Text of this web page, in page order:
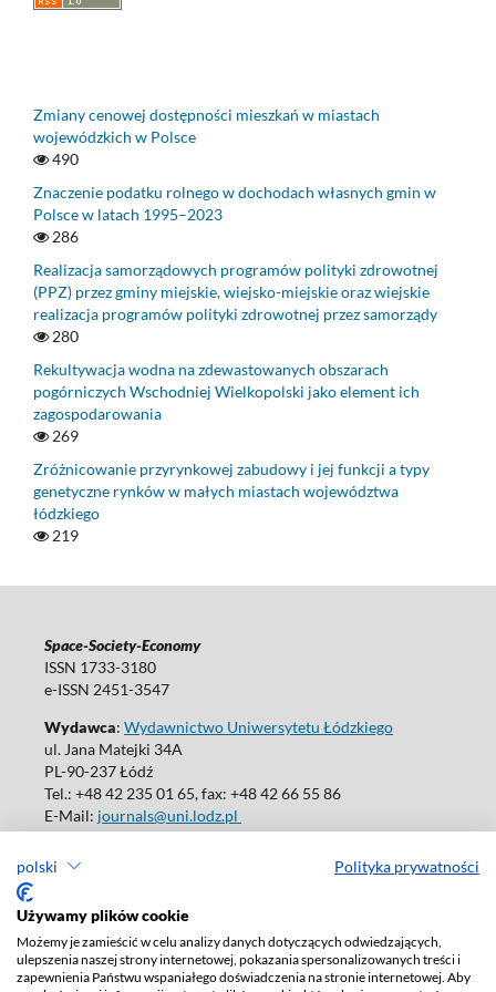
polski Polityka prywatności
Używamy plików cookie
Możemy je zamieścić w celu analizy danych dotyczących odwiedzających,
ulepszenia naszej strony internetowej, pokazania spersonalizowanych treści i
zapewnienia Państwu wspaniałego doświadczenia na stronie internetowej. Aby
Zmiany cenowej dostępności mieszkań w miastach
wojewódzkich w Polsce
490
Znaczenie podatku rolnego w dochodach własnych gmin w
Polsce w latach 1995–2023
286
Realizacja samorządowych programów polityki zdrowotnej
(PPZ) przez gminy miejskie, wiejsko-miejskie oraz wiejskie
realizacja programów polityki zdrowotnej przez samorządy
280
Rekultywacja wodna na zdewastowanych obszarach
pogórniczych Wschodniej Wielkopolski jako element ich
zagospodarowania
269
Zróżnicowanie przyrynkowej zabudowy i jej funkcji a typy
genetyczne rynków w małych miastach województwa
łódzkiego
219
Space-Society-Economy
ISSN 1733-3180
e-ISSN 2451-3547
Wydawca: Wydawnictwo Uniwersytetu Łódzkiego
ul. Jana Matejki 34A
PL-90-237 Łódź
Tel.: +48 42 235 01 65, fax: +48 42 66 55 86
E-Mail: journals@uni.lodz.pl
Deklaracja dostępności